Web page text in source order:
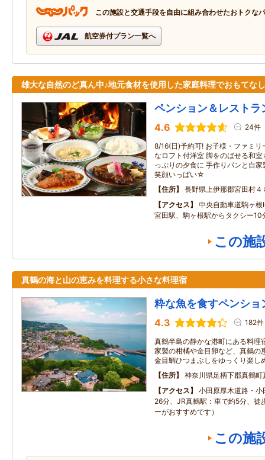
この施設と交通手段を自由に組み合わせたおトクな
航空券付プラン一覧へ
雄大な自然のど真ん中♪地元食材を使用した家庭料理でおもてな
ペンション＆レスト
4.6 24件
8/16(日)予約可! お子様・ファミ
なロフト付洋室 脚をのばせる和
っぷりの夕食に 手作りパンと自
笑顔いっぱい☆
住所
長野県上伊那郡宮田村４
アクセス
中央自動車道駒ヶ
宮田駅、駒ヶ根駅からタクシー10
この施
真鶴の海と山の恵みを料理する小さな料理宿
粋な魚を食すペンシ
4.3 182件
真鶴半島の静かな港町にある料理
家製の柑橘や金目卵など、真鶴の
金目鯛ひつまぶしをゆっくり楽し
住所
神奈川県足柄下郡真鶴町
アクセス
小田原厚木道路・
26分、JR真鶴駅：車で約5分、徒
ーがおすすめです）
この施